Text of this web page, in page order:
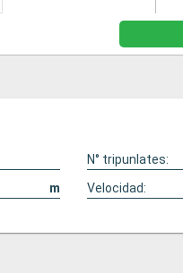
N° tripunlates:
m Velocidad: